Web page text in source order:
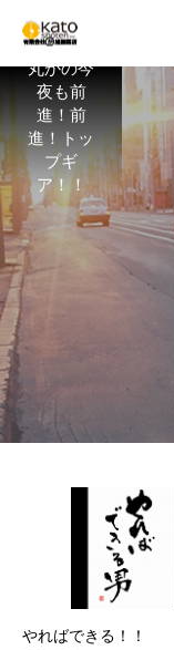
丸かの今
夜も前
進！前
進！トッ
プギ
ア！！
やればできる！！